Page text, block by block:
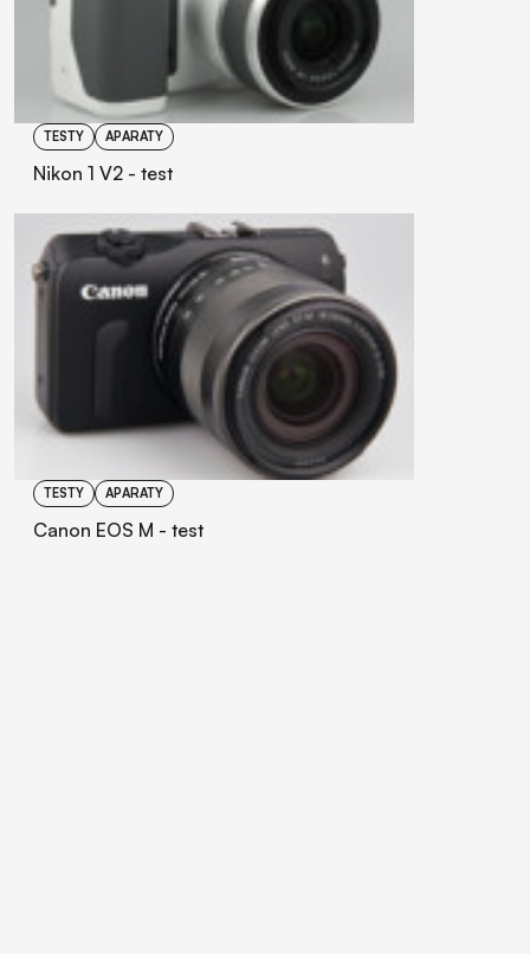
TESTY APARATY
Nikon 1 V2 - test
TESTY APARATY
Canon EOS M - test